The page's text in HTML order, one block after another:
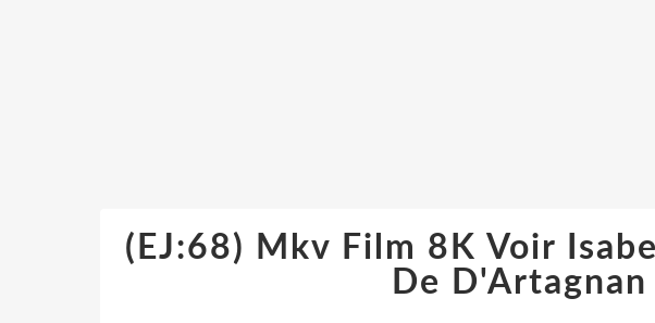
(EJ:68) Mkv Film 8K Voir
De D'Artagnan